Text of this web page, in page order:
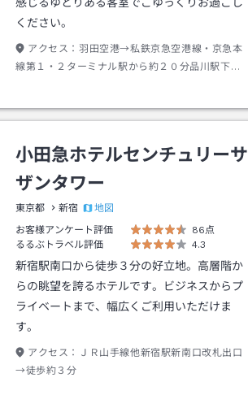
ください。
アクセス： 羽田空港→私鉄京急空港線・京急本
線第１・２ターミナル駅から約２０分品川駅下車
小田急ホテルセンチュリーサ
ザンタワー
東京都 新宿
地図
お客様アンケート評価
86点
るるぶトラベル評価
4.3
新宿駅南口から徒歩３分の好立地。高層階か
らの眺望を誇るホテルです。ビジネスからプ
ライベートまで、幅広くご利用いただけま
す。
アクセス：
ＪＲ山手線他新宿駅新南口改札出口
→徒歩約３分